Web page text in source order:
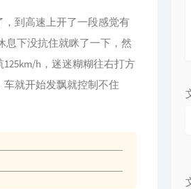
到高速上开了一段感觉有
息下没抗住就眯了一下，然
h，迷迷糊糊往右打方
就开始发飘就控制不住